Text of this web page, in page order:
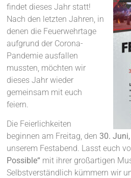
findet dieses Jahr statt!
Nach den letzten Jahren, in
denen die Feuerwehrtage
aufgrund der Corona-
Pandemie ausfallen
mussten, möchten wir
dieses Jahr wieder
gemeinsam mit euch
feiern.
Die Feierlichkeiten
beginnen am Freitag, den 30.
unserem Festabend. Lasst euch
Possible“ mit ihrer großartigen
Selbstverständlich kümmern wir